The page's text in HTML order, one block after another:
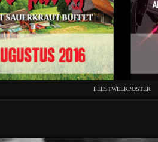
FEESTWEEKPOSTER